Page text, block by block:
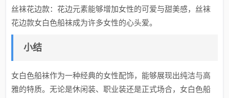
丝袜花边款：花边元素能够增加女性的可爱与甜美感，丝袜
花边款女白色船袜成为许多女性的心头爱。
小结
女白色船袜作为一种经典的女性配饰，能够展现出纯洁与高
雅的特质。无论是休闲装、职业装还是正式场合，女白色船